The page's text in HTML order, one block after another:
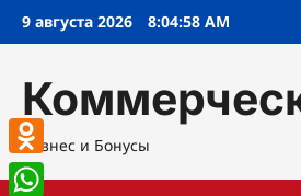
Перейти
9 августа 2026 8:04:59 AM
Бизнес и Бонусы
Odnoklassniki